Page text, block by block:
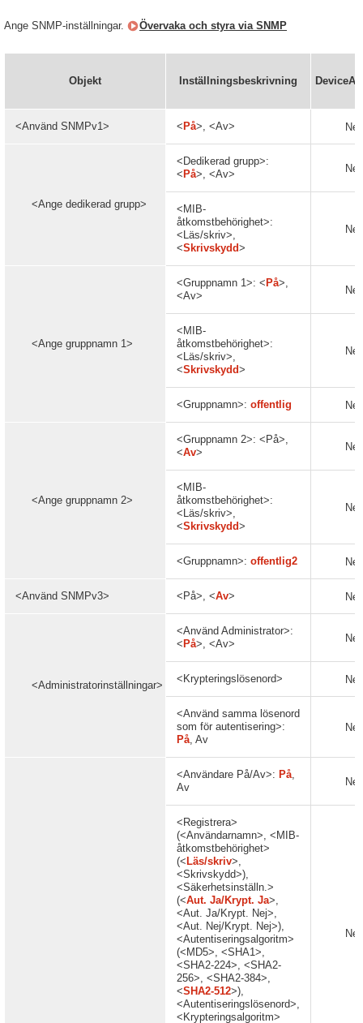
Ange SNMP-inställningar. Övervaka och styra via SNMP
Objekt Inställningsbeskrivning
<Använd SNMPv1> < På>, <Av> Nej
<Ange dedikerad grupp>
<Dedikerad grupp>:
< På>, <Av> Nej
<MIB-
åtkomstbehörighet>:
<Läs/skriv>,
<Skrivskydd>
Nej
<Ange gruppnamn 1>
<Gruppnamn 1>: < På>,
<Av>
Nej
<MIB-
åtkomstbehörighet>:
<Läs/skriv>,
<Skrivskydd>
Nej
<Gruppnamn>: offentlig Nej
<Ange gruppnamn 2>
<Gruppnamn 2>: <På>,
<Av> Nej
<MIB-
åtkomstbehörighet>:
<Läs/skriv>,
<Skrivskydd>
Nej
<Gruppnamn>: offentlig2 Nej
<Använd SNMPv3> <På>, <Av> Nej
<Administratorinställningar>
<Använd Administrator>:
< På>, <Av> Nej
<Krypteringslösenord> Nej
<Använd samma lösenord
som för autentisering>:
På, Av
Nej
<Användare På/Av>: På,
Av
Nej
<Registrera>
(<Användarnamn>, <MIB-
åtkomstbehörighet>
(< Läs/skriv>,
<Skrivskydd>),
<Säkerhetsinställn.>
(<Aut. Ja/Krypt. Ja>,
<Aut. Ja/Krypt. Nej>,
<Aut. Nej/Krypt. Nej>),
<Autentiseringsalgoritm>
(<MD5>, <SHA1>,
<SHA2-224>, <SHA2-
256>, <SHA2-384>,
<SHA2-512>),
<Autentiseringslösenord>,
<Krypteringsalgoritm>
Nej